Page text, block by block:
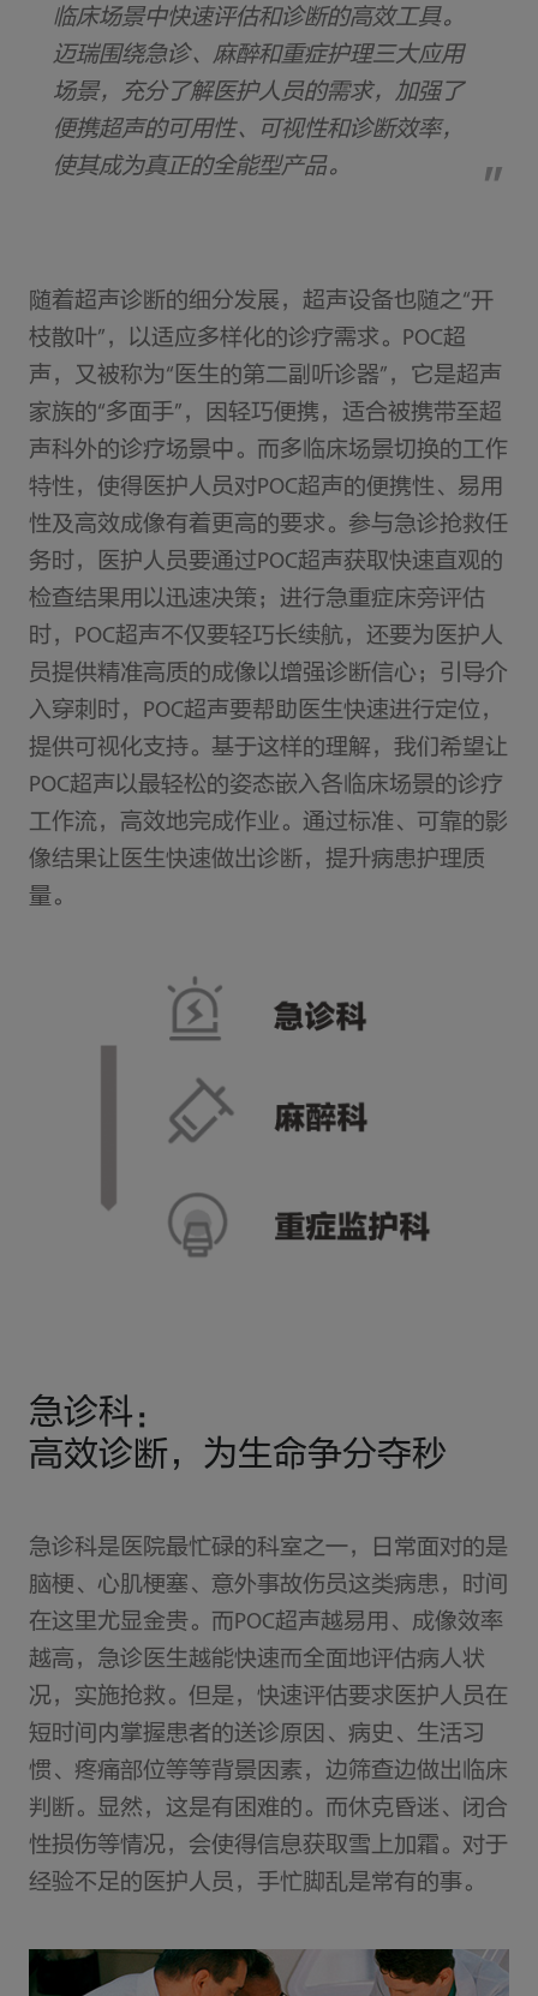
临床场景中快速评估和诊断的高效工具。
迈瑞围绕急诊、麻醉和重症护理三大应用
场景，充分了解医护人员的需求，加强了
便携超声的可用性、可视性和诊断效率，
使其成为真正的全能型产品。
随着超声诊断的细分发展，超声设备也随之“开
枝散叶”，以适应多样化的诊疗需求。POC超
声，又被称为“医生的第二副听诊器”，它是超声
家族的“多面手”，因轻巧便携，适合被携带至超
声科外的诊疗场景中。而多临床场景切换的工作
特性，使得医护人员对POC超声的便携性、易用
性及高效成像有着更高的要求。参与急诊抢救任
务时，医护人员要通过POC超声获取快速直观的
检查结果用以迅速决策；进行急重症床旁评估
时，POC超声不仅要轻巧长续航，还要为医护人
员提供精准高质的成像以增强诊断信心；引导介
入穿刺时，POC超声要帮助医生快速进行定位，
提供可视化支持。基于这样的理解，我们希望让
POC超声以最轻松的姿态嵌入各临床场景的诊疗
工作流，高效地完成作业。通过标准、可靠的影
像结果让医生快速做出诊断，提升病患护理质
量。
急诊科：
高效诊断，为生命争分夺秒
急诊科是医院最忙碌的科室之一，日常面对的是
脑梗、心肌梗塞、意外事故伤员这类病患，时间
在这里尤显金贵。而POC超声越易用、成像效率
越高，急诊医生越能快速而全面地评估病人状
况，实施抢救。但是，快速评估要求医护人员在
短时间内掌握患者的送诊原因、病史、生活习
惯、疼痛部位等等背景因素，边筛查边做出临床
判断。显然，这是有困难的。而休克昏迷、闭合
性损伤等情况，会使得信息获取雪上加霜。对于
经验不足的医护人员，手忙脚乱是常有的事。